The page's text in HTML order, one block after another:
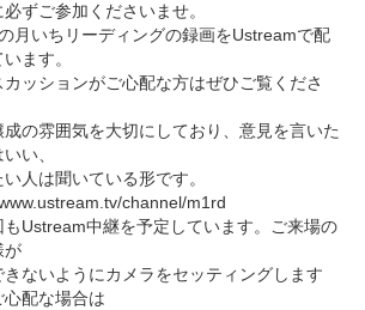
ずご参加くださいませ。
月いちリーディングの録画をUstreamで配
ます。
カッションがご心配な方はぜひご覧くださ
成の雰囲気を大切にしており、意見を言いた
い、
人は聞いている形です。
channel/m1rd
もUstream中継を予定しています。ご来場の
が
きないようにカメラをセッティングします
心配な場合は